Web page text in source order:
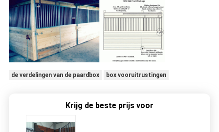
de verdelingen van de paardbox box vooruitrustingen
Krijg de beste prijs voor